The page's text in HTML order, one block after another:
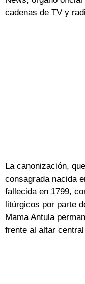
cadenas de TV y
La canonización,
consagrada nacida
fallecida en 1799,
litúrgicos por parte
Mama Antula
frente al altar